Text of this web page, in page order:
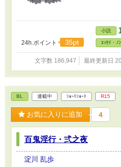
24h.ポイント 35pt
小説
ｴｯｾｲ・ﾉ
文字数 186,947 最終更新日
BL 連載中 ｼｮｰﾄｼｮｰﾄ R15
お気に入りに追加 4
百鬼淫行・弍之夜
淀川 乱歩